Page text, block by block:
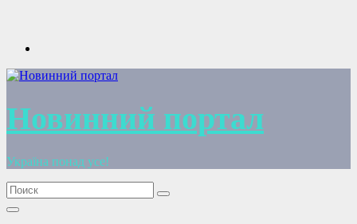
Перейти
содержимому
Новинний портал
Україна понад усе!